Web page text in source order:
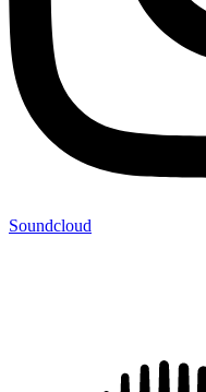
Soundcloud